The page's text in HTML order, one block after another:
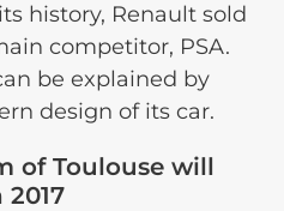
history, Renault sold
competitor, PSA.
be explained by
design of its car.
of Toulouse will